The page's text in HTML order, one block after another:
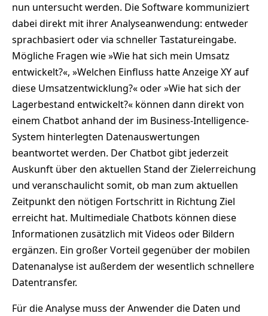
nun untersucht werden. Die Software kommuniziert
dabei direkt mit ihrer Analyseanwendung: entweder
sprachbasiert oder via schneller Tastatureingabe.
Mögliche Fragen wie »Wie hat sich mein Umsatz
entwickelt?«, »Welchen Einfluss hatte Anzeige XY auf
diese Umsatzentwicklung?« oder »Wie hat sich der
Lagerbestand entwickelt?« können dann direkt von
einem Chatbot anhand der im Business-Intelligence-
System hinterlegten Datenauswertungen
beantwortet werden. Der Chatbot gibt jederzeit
Auskunft über den aktuellen Stand der Zielerreichung
und veranschaulicht somit, ob man zum aktuellen
Zeitpunkt den nötigen Fortschritt in Richtung Ziel
erreicht hat. Multimediale Chatbots können diese
Informationen zusätzlich mit Videos oder Bildern
ergänzen. Ein großer Vorteil gegenüber der mobilen
Datenanalyse ist außerdem der wesentlich schnellere
Datentransfer.
Für die Analyse muss der Anwender die Daten und